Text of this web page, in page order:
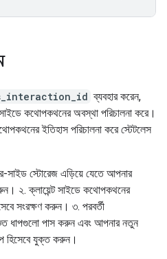
ব্যবহার করেন,
কথোপকথনের অবস্থা পরিচালনা করে।
ইতিহাস পরিচালনা করে স্টেটলেস
সাইড স্টোরেজ এড়িয়ে যেতে আপনার
২. ক্লায়েন্ট সাইডে কথোপকথনের
সংরক্ষণ করুন। ৩. পরবর্তী
ধাপগুলো পাস করুন এবং আপনার নতুন
হিসেবে যুক্ত করুন।